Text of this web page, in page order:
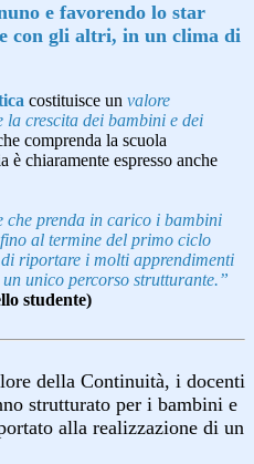
e favorendo lo star
e con gli altri, in un clima di
costituisce un valore
la crescita dei bambini e dei
comprenda la scuola
è chiaramente espresso anche
che prenda in carico i bambini
al termine del primo ciclo
riportare i molti apprendimenti
unico percorso strutturante.”
studente)
della Continuità, i docenti
strutturato per i bambini e
alla realizzazione di un